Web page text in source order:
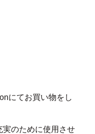
にてお買い物をし
実のために使用させ